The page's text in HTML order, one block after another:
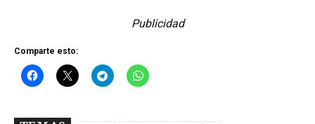
Publicidad
Comparte esto: